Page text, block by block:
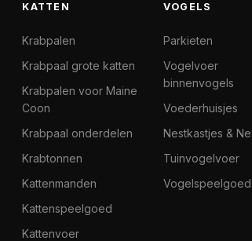
KATTEN
Krabpalen
Krabpaal grote katten
Krabpalen voor Maine
Coon
Krabpaal onderdelen
Krabtonnen
Kattenmanden
Kattenspeelgoed
Kattenvoer
VOGELS
Parkieten
Vogelvoer
binnenvogels
Voederhuisjes
Nestkastjes &
Tuinvogelvoer
Vogelspeelgoed